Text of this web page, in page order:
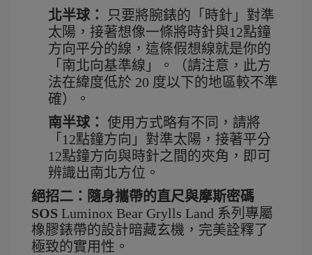
北半球：
只要將腕錶的「時針」對準
太陽，接著想像一條將時針與12點鐘
方向平分的線，這條假想線就是你的
「南北向基準線」
。（請注意，此方
法在緯度低於 20 度以下的地區較不準
確）。
南半球： 使用方式略有不同，請將
「12點鐘方向」對準太陽，接著平分
12點鐘方向與時針之間的夾角，即可
辨識出南北方位 。
絕招二：隨身攜帶的直尺與摩斯密碼
SOS Luminox Bear Grylls Land 系列專屬
橡膠錶帶的設計暗藏玄機，完美詮釋了
極致的實用性 。